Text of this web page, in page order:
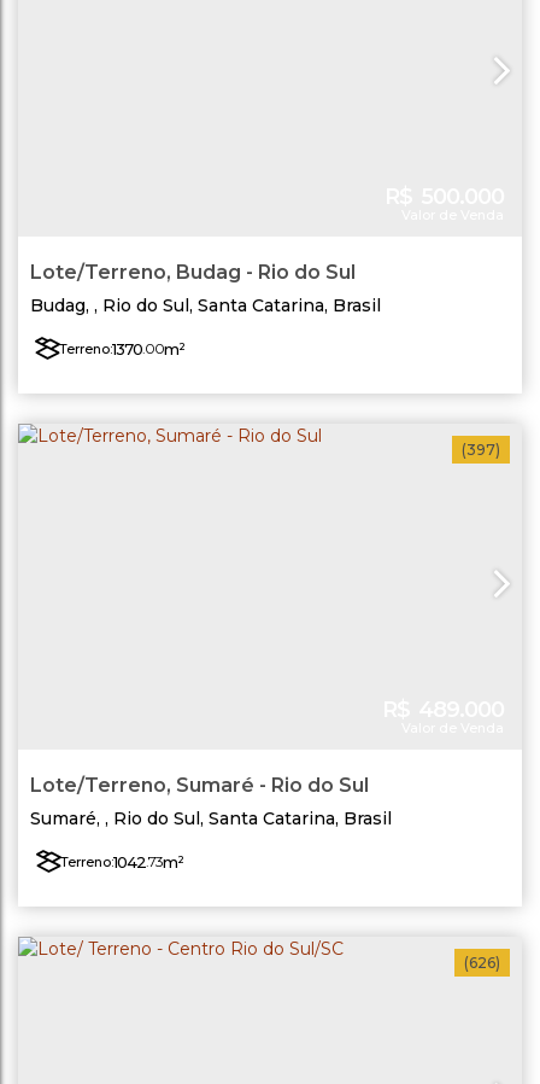
Lote/Terreno, Budag - Rio do Sul
Budag , Rio do Sul, Santa Catarina, Brasil
Terreno:1370.00m²
(397)
Lote/Terreno, Sumaré - Rio do Sul
Sumaré , Rio do Sul, Santa Catarina, Brasil
Terreno:1042.73m²
(626)